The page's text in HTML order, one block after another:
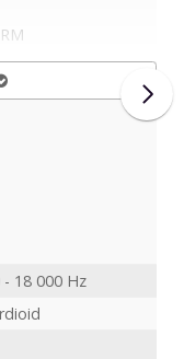
- 18 000 Hz